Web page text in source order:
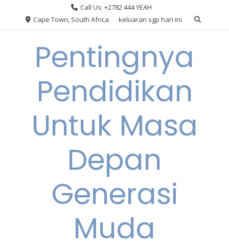
Call Us: +2782 444 YEAH
Cape Town, South Africa
keluaran sgp hari ini
Pentingnya
Pendidikan
Untuk Masa
Depan
Generasi
Muda